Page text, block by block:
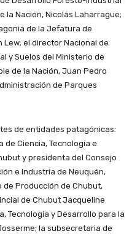
la Nación, Nicolás Laharrague;
de la Jefatura de
Lew; el director Nacional de
y Suelos del Ministerio de
de la Nación, Juan Pedro
de Parques
de entidades patagónicas:
de Ciencia, Tecnología e
y presidenta del Consejo
e Industria de Neuquén,
de Producción de Chubut,
de Chubut Jacqueline
Tecnología y Desarrollo para la
la subsecretaria de